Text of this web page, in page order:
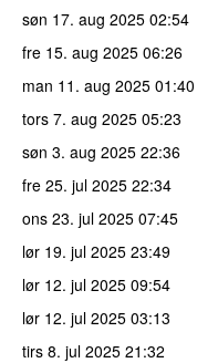
søn 17. aug 2025 02:54
fre 15. aug 2025 06:26
man 11. aug 2025 01:40
tors 7. aug 2025 05:23
søn 3. aug 2025 22:36
fre 25. jul 2025 22:34
ons 23. jul 2025 07:45
lør 19. jul 2025 23:49
lør 12. jul 2025 09:54
lør 12. jul 2025 03:13
tirs 8. jul 2025 21:32